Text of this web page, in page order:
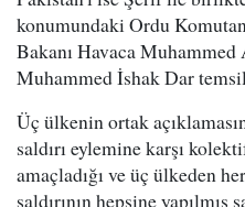
konumundaki Ordu
Bakanı Havaca Muhammed
Muhammed İshak Dar
Üç ülkenin ortak
saldırı eylemine karşı
amaçladığı ve üç ülkeden
saldırının hepsine yapılmış